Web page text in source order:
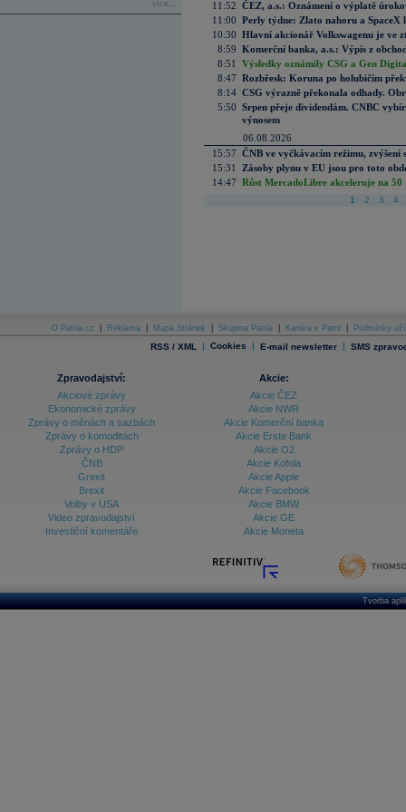
více...
11:52 ČEZ, a.s.: Oznámení o výplatě
11:00 Perly týdne: Zlato nahoru a SpaceX
10:30 Hlavní akcionář Volkswagenu je ve
8:59 Komerční banka, a.s.: Výpis z
8:51
Výsledky oznámily CSG a Gen
8:47 Rozbřesk: Koruna po holubičím
8:14 CSG výrazně překonala odhady.
5:50 Srpen přeje dividendám. CNBC
výnosem
06.08.2026
15:57 ČNB ve vyčkávacím režimu, zvýšení
15:31
Zásoby plynu v EU jsou pro toto
14:47 Růst MercadoLibre akceleruje na
1 2 3 4
O Patria.cz Reklama Mapa Stránek Skupina Patria Kariéra v Patrii Podmínky
RSS / XML | Cookies | E-mail newsletter | SMS
Zpravodajství:
Akciové zprávy
Ekonomické zprávy
Zprávy o měnách a sazbách
Zprávy o komoditách
Zprávy o HDP
ČNB
Grexit
Brexit
Volby v USA
Video zpravodajství
Investiční komentáře
Akcie:
Akcie ČEZ
Akcie NWR
Akcie Komerční banka
Akcie Erste Bank
Akcie O2
Akcie Kofola
Akcie Apple
Akcie Facebook
Akcie BMW
Akcie GE
Akcie Moneta
Tvorba